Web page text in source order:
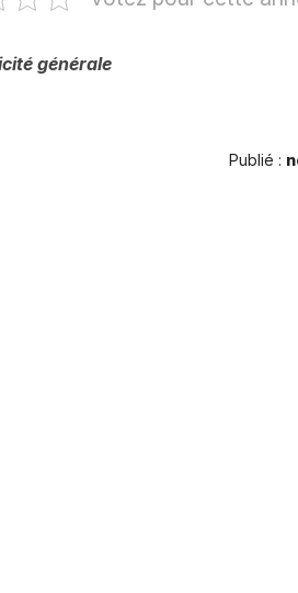
générale
Publié :